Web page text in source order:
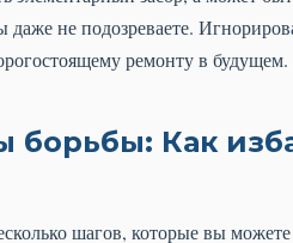
не подозреваете.
ремонту в будущем.
Как
шагов, которые вы